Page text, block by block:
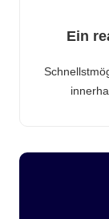
Ein